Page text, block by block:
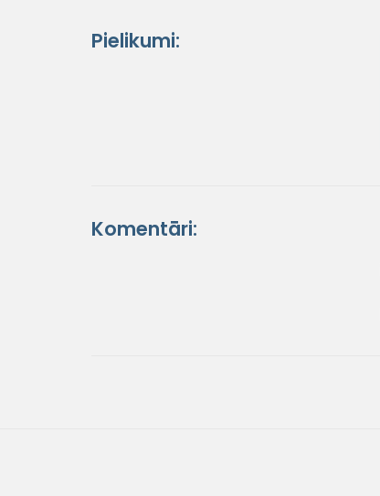
Pielikumi:
Komentāri: